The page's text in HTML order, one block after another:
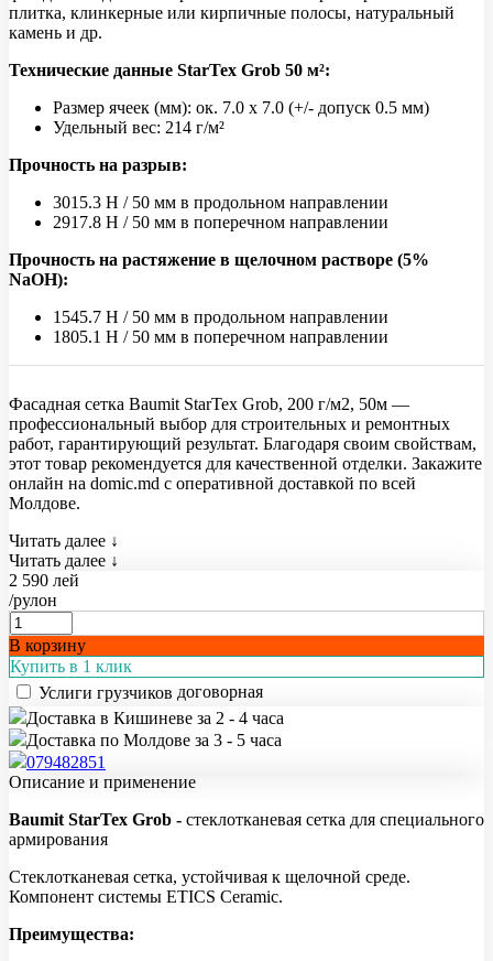
плитка, клинкерные или кирпичные полосы, натуральный
камень и др.
Технические данные StarTex Grob 50 м²:
Размер ячеек (мм): ок. 7.0 x 7.0 (+/- допуск 0.5 мм)
Удельный вес: 214 г/м²
Прочность на разрыв:
3015.3 Н / 50 мм в продольном направлении
2917.8 Н / 50 мм в поперечном направлении
Прочность на растяжение в щелочном растворе (5%
NaOH):
1545.7 Н / 50 мм в продольном направлении
1805.1 Н / 50 мм в поперечном направлении
Фасадная сетка Baumit StarTex Grob, 200 г/м2, 50м —
профессиональный выбор для строительных и ремонтных
работ, гарантирующий результат. Благодаря своим свойствам,
этот товар рекомендуется для качественной отделки. Закажите
онлайн на domic.md с оперативной доставкой по всей
Молдове.
Читать далее ↓
Читать далее ↓
2 590 лей
/рулон
В корзину
Купить в 1 клик
Услиги грузчиков договорная
Доставка в Кишиневе за 2 - 4 часа
Доставка по Молдове за 3 - 5 часа
079482851
Описание и применение
Baumit StarTex Grob - стеклотканевая сетка для специального
армирования
Стеклотканевая сетка, устойчивая к щелочной среде.
Компонент системы ETICS Ceramic.
Преимущества: